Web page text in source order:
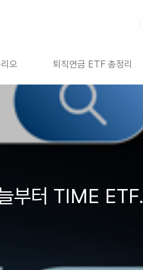
오 퇴직연금 ETF 총정리
부터 TIME ETF.